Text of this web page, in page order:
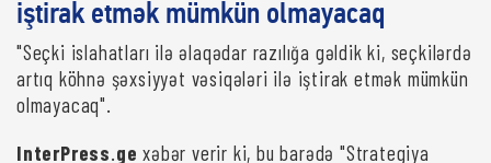
iştirak etmək mümkün olmayacaq
"Seçki islahatları ilə əlaqədar razılığa gəldik ki, seçkilərdə
artıq köhnə şəxsiyyət vəsiqələri ilə iştirak etmək mümkün
olmayacaq".
InterPress.ge xəbər verir ki, bu barədə "Strategiya